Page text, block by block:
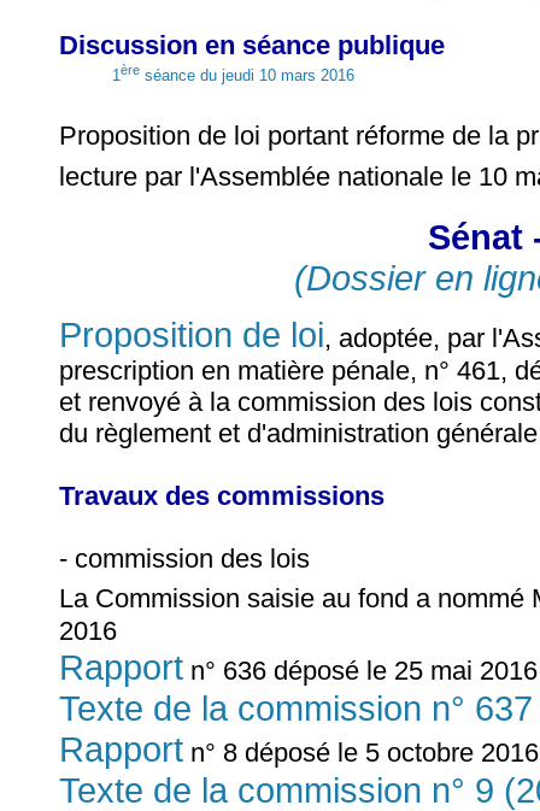
Discussion en séance publique
1ère séance du jeudi 10 mars 2016
Proposition de loi portant réforme de la
lecture par l'Assemblée nationale le 10
Sénat
(Dossier en
Proposition de loi, adoptée, par
prescription en matière pénale, n° 461,
et renvoyé à la commission des lois
du règlement et d'administration générale
Travaux des commissions
- commission des lois
La Commission saisie au fond a nommé
2016
Rapport n° 636 déposé le 25 mai
Texte de la commission n°
Rapport n° 8 déposé le 5 octobre
Texte de la commission n° 9